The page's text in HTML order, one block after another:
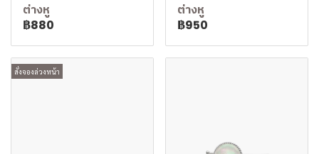
ต่างหู
฿880
ต่างหู
฿950
สั่งจองล่วงหน้า